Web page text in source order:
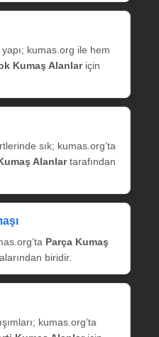
yapı; kumas.org ile hem
Kumaş Alanlariçin
sık; kumas.org’ta
Alanlartarafından
Parça Kumaş
biridir.
kumas.org’ta